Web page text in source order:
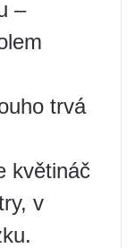
–
trvá
květináč
v